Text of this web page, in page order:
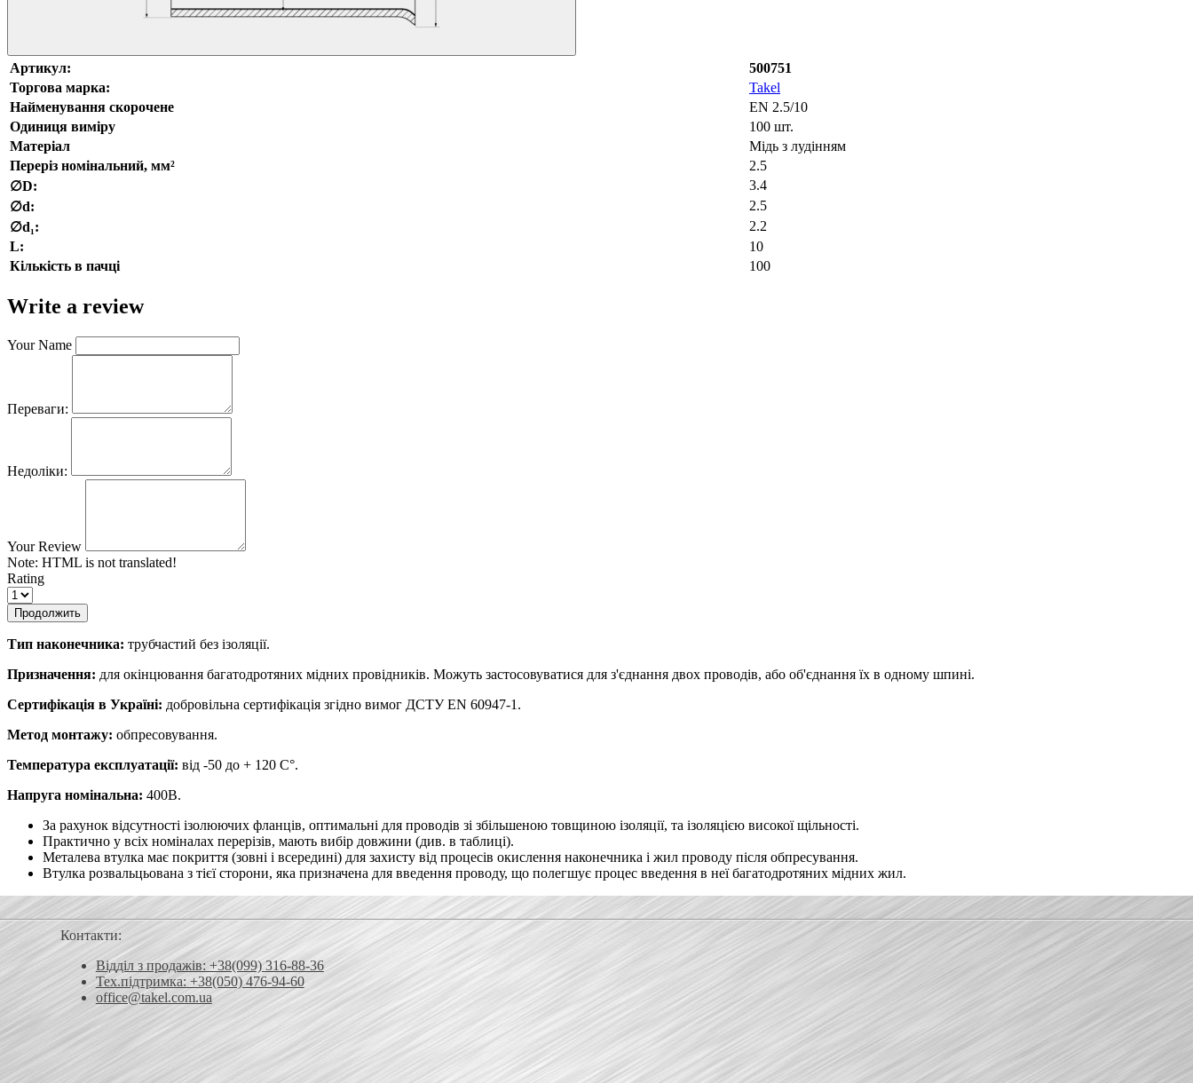
Артикул:
500751
Торгова марка:
Takel
Найменування скорочене
EN 2.5/10
Одиниця виміру
100 шт.
Матеріал
Мідь з лудінням
Переріз номінальний, мм²
2.5
∅D:
3.4
∅d:
2.5
∅d₁:
2.2
L:
10
Кількість в пачці
100
Write a review
Your Name
Переваги:
Недоліки:
Your Review
Note: HTML is not translated!
Rating
Продолжить
Тип наконечника: трубчастий без ізоляції.
Призначення: для окінцювання багатодротяних мідних провідників. Можуть застосовуватися для з'єднання двох проводів, або об'єднання їх в одному шпині.
Сертифікація в Україні: добровільна сертифікація згідно вимог ДСТУ EN 60947-1.
Метод монтажу: обпресовування.
Температура експлуатації: від -50 до + 120 С°.
Напруга номінальна: 400В.
За рахунок відсутності ізолюючих фланців, оптимальні для проводів зі збільшеною товщиною ізоляції, та ізоляцією високої щільності.
Практично у всіх номіналах перерізів, мають вибір довжини (див. в таблиці).
Металева втулка має покриття (зовні і всередині) для захисту від процесів окислення наконечника і жил проводу після обпресування.
Втулка розвальцьована з тієї сторони, яка призначена для введення проводу, що полегшує процес введення в неї багатодротяних мідних жил.
Контакти:
Відділ з продажів: +38(099) 316-88-36
Тех.підтримка: +38(050) 476-94-60
office@takel.com.ua